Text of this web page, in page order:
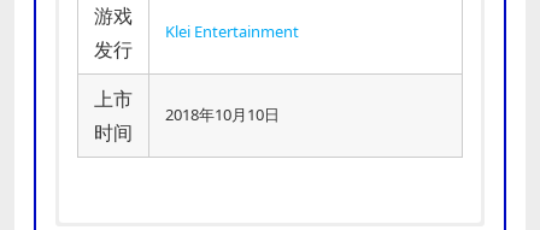
游戏
发行
Klei Entertainment
上市
时间
2018年10月10日